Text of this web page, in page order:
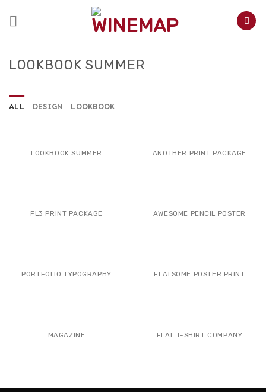
LOOKBOOK SUMMER
ALL DESIGN LOOKBOOK
LOOKBOOK SUMMER ANOTHER PRINT PACKAGE
FL3 PRINT PACKAGE AWESOME PENCIL POSTER
PORTFOLIO TYPOGRAPHY FLATSOME POSTER PRINT
MAGAZINE FLAT T-SHIRT COMPANY